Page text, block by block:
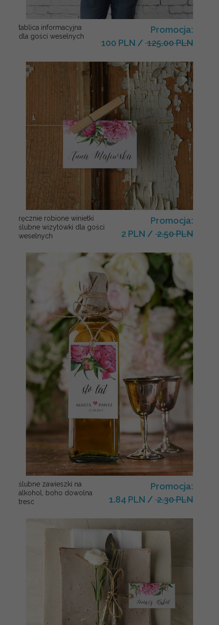
tablica informacyjna
dla gości weselnych
Promocja:
100 PLN / 125.00 PLN
ręcznie robione winietki
ślubne wizytówki dla gości
weselnych
Promocja:
2 PLN / 2.50 PLN
ślubne zawieszki na
alkohol, boho dowolna
tresc
Promocja:
1.84 PLN / 2.30 PLN